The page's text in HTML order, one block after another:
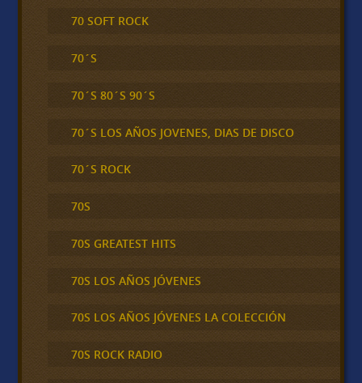
70 SOFT ROCK
70´S
70´S 80´S 90´S
70´S LOS AÑOS JOVENES, DIAS DE DISCO
70´S ROCK
70S
70S GREATEST HITS
70S LOS AÑOS JÓVENES
70S LOS AÑOS JÓVENES LA COLECCIÓN
70S ROCK RADIO